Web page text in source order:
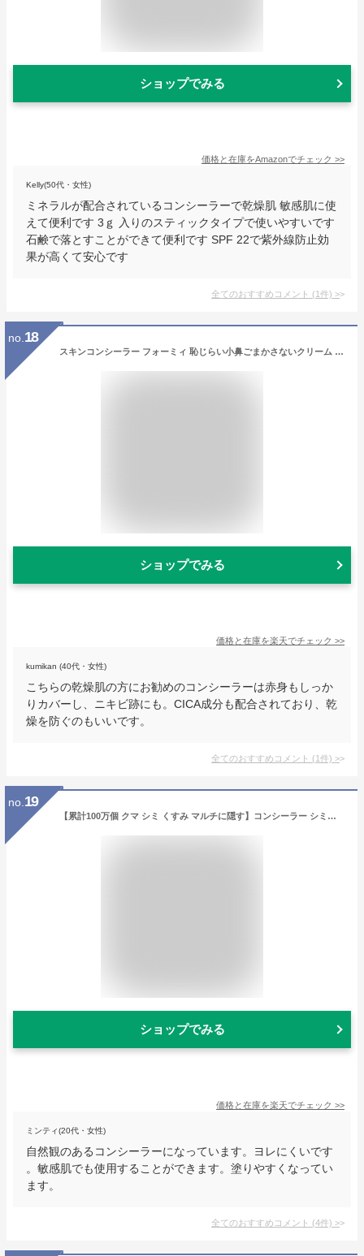
ショップでみる
価格と在庫をAmazonでチェック >>
Kelly(50代・女性)
ミネラルが配合されているコンシーラーで乾燥肌 敏感肌に使
えて便利です 3ｇ 入りのスティックタイプで使いやすいです
石鹸で落とすことができて便利です SPF 22で紫外線防止効
果が高くて安心です
全てのおすすめコメント (1件) >
no. 18
スキンコンシーラー フォーミィ 恥じらい小鼻ごまかさないクリーム | 小鼻 頬 ほほ コンシーラー コントロールカラー 赤み 美容液 プチプラ ニキビ跡 乾燥 グリーン スキンケア コンシーラー CICA ティーツリー 鼻まわり 花粉
ショップでみる
価格と在庫を楽天でチェック >>
kumikan (40代・女性)
こちらの乾燥肌の方にお勧めのコンシーラーは赤身もしっか
りカバーし、ニキビ跡にも。CICA成分も配合されており、乾
燥を防ぐのもいいです。
全てのおすすめコメント (1件) >
no. 19
【累計100万個 クマ シミ くすみ マルチに隠す】コンシーラー シミ消し クマ隠し シミ隠し クマ 消し 人気 カバー カバー力 ヨレない 崩れない ニキビ跡 そばかす しみ 毛穴 UV パレット オレンジ 日本製 SPF50 カバーナチュール 2個
ショップでみる
価格と在庫を楽天でチェック >>
ミンティ(20代・女性)
自然観のあるコンシーラーになっています。ヨレにくいです
。敏感肌でも使用することができます。塗りやすくなってい
ます。
全てのおすすめコメント (4件) >